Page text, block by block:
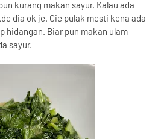
kurang makan sayur. Kalau ada
dia ok je. Cie pulak mesti kena ada
hidangan. Biar pun makan ulam
sayur.